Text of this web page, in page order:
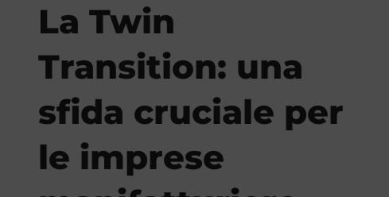
La Twin
Transition: una
sfida cruciale per
le imprese